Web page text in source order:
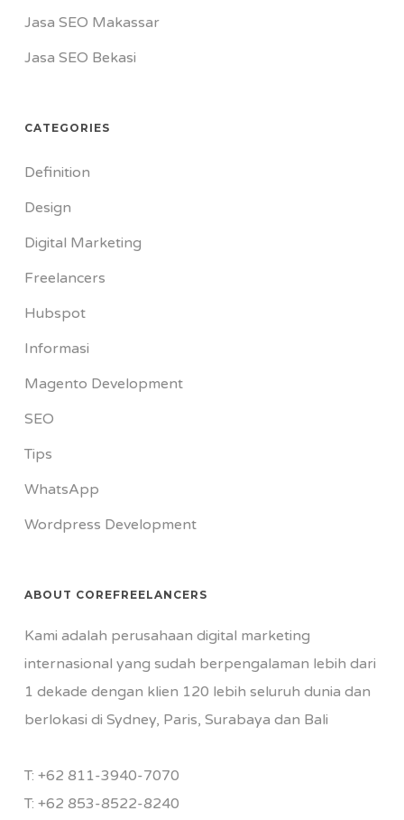
Jasa SEO Makassar
Jasa SEO Bekasi
CATEGORIES
Definition
Design
Digital Marketing
Freelancers
Hubspot
Informasi
Magento Development
SEO
Tips
WhatsApp
Wordpress Development
ABOUT COREFREELANCERS
Kami adalah perusahaan digital marketing
internasional yang sudah berpengalaman lebih dari
1 dekade dengan klien 120 lebih seluruh dunia dan
berlokasi di Sydney, Paris, Surabaya dan Bali
T: +62 811-3940-7070
T: +62 853-8522-8240